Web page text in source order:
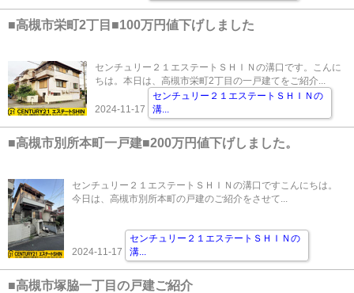
■高槻市栄町2丁目■100万円値下げしました
センチュリー２１エステートＳＨＩＮの溝口です。こんに
ちは。本日は、高槻市栄町2丁目の一戸建てをご紹介...
2024-11-17
センチュリー２１エステートＳＨＩＮの
溝...
■高槻市別所本町一戸建■200万円値下げしました。
センチュリー２１エステートＳＨＩＮの溝口ですこんにちは。
今日は、高槻市別所本町の戸建のご紹介をさせて...
2024-11-17
センチュリー２１エステートＳＨＩＮの
溝...
■高槻市塚脇一丁目の戸建ご紹介